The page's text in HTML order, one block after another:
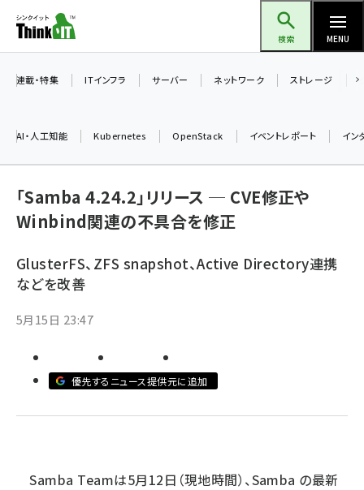
ン
ツ
検索 MENU
加藤銘のチーム貢献～仲間と築いた勝利の絆～ (2304)
北海道をのんびり旅する晴山佳須夫のヒント集！ (2017)
ai crunch (1347)
abc123 (1346)
連載・特集 ITインフラ サーバー ネットワーク ストレージ
AI・人工知能 Kubernetes OpenStack イベントレポート イン
「Samba 4.24.2」リリース ─ CVE修正や
Winbind関連の不具合を修正
GlusterFS、ZFS snapshot、Active Directory連携
などを改善
5月15日 23:47
優先するニュース提供元に追加
Samba Teamは5月12日（現地時間）、Samba の最新